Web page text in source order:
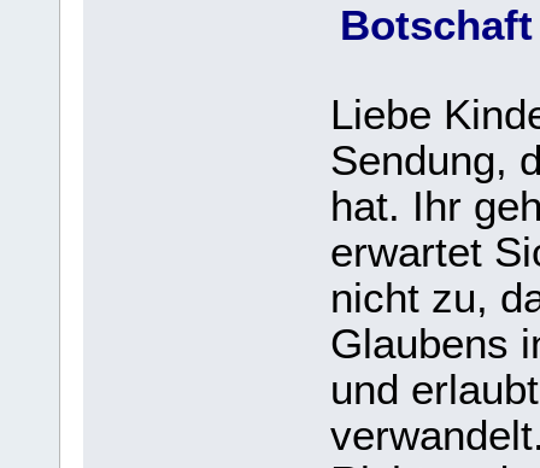
Botschaft
Liebe
Sendung,
hat. Ihr
erwartet
nicht zu,
Glaubens
und